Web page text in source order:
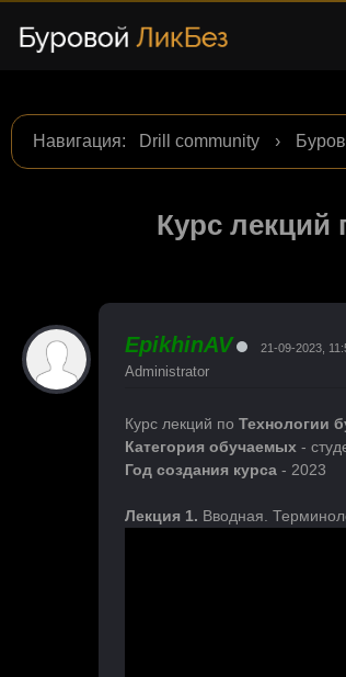
Навигация: Drill community ›
Курс лекций
EpikhinAV 21-09-2023,
Administrator
Курс лекций по Технологии
Категория обучаемых -
Год создания курса - 2023
Лекция 1. Вводная.